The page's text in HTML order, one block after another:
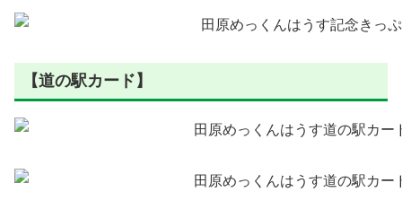
【道の駅カード】